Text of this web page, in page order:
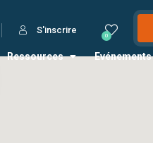
0
S'inscrire
Ressources Evénements